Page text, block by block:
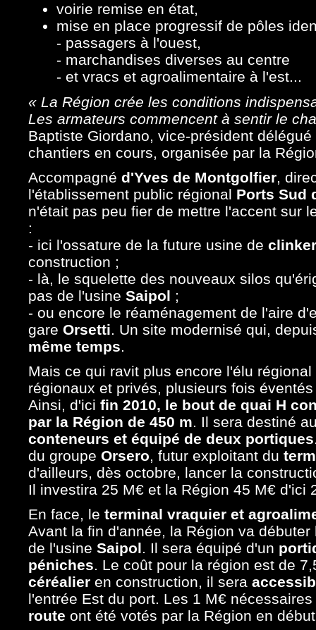
voirie remise en état,
mise en place progressif de pôles
- passagers à l'ouest,
- marchandises diverses au centre
- et vracs et agroalimentaire à l'est...
« La Région crée les conditions
Les armateurs commencent à sentir le
Baptiste Giordano, vice-président
chantiers en cours, organisée par la
Accompagné d'Yves de Montgolfier,
l'établissement public régional Ports Sud
n'était pas peu fier de mettre l'accent sur
:
- ici l'ossature de la future usine de
construction ;
- là, le squelette des nouveaux silos
pas de l'usine Saipol ;
- ou encore le réaménagement de l'aire
gare Orsetti. Un site modernisé qui,
même temps.
Mais ce qui ravit plus encore l'élu
régionaux et privés, plusieurs fois
Ainsi, d'ici fin 2010, le bout de quai H
par la Région de 450 m. Il sera destiné
conteneurs et équipé de deux portiques
du groupe Orsero, futur exploitant du
d'ailleurs, dès octobre, lancer la
Il investira 25 M€ et la Région 45 M€ d'ici
En face, le terminal vraquier et
Avant la fin d'année, la Région va débuter
de l'usine Saipol. Il sera équipé d'un
péniches. Le coût pour la région est de
céréalier en construction, il sera
l'entrée Est du port. Les 1 M€
route ont été votés par la Région en